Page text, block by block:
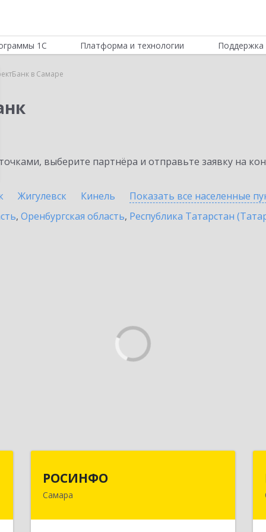
1С Платформа и технологии Поддержка
в Самаре
выберите партнёра и отправьте заявку на
Жигулевск Кинель Показать все населенные
, Оренбургская область, Республика Татарстан
РОСИНФО
Самара443069, Самарская обл, Самара г,